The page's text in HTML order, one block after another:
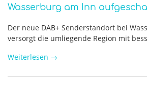
Wasserburg am Inn
Der neue DAB+ Senderstandort bei
versorgt die umliegende Region mit
Weiterlesen →